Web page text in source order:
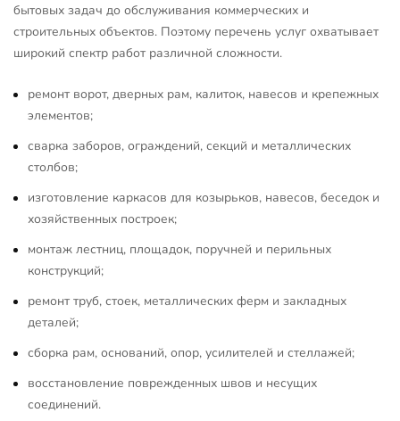
бытовых задач до обслуживания коммерческих и
строительных объектов. Поэтому перечень услуг охватывает
широкий спектр работ различной сложности.
ремонт ворот, дверных рам, калиток, навесов и крепежных
элементов;
сварка заборов, ограждений, секций и металлических
столбов;
изготовление каркасов для козырьков, навесов, беседок и
хозяйственных построек;
монтаж лестниц, площадок, поручней и перильных
конструкций;
ремонт труб, стоек, металлических ферм и закладных
деталей;
сборка рам, оснований, опор, усилителей и стеллажей;
восстановление поврежденных швов и несущих
соединений.